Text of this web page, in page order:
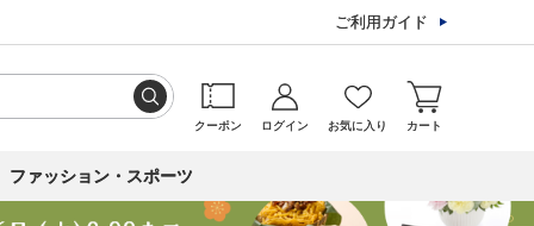
ご利用ガイド
クーポン ログイン お気に入り カート
ファッション・スポーツ